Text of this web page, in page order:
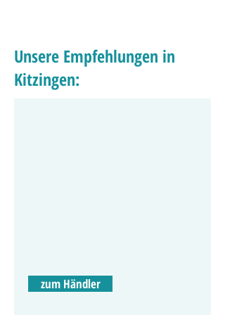
Unsere Empfehlungen in
Kitzingen:
zum Händler